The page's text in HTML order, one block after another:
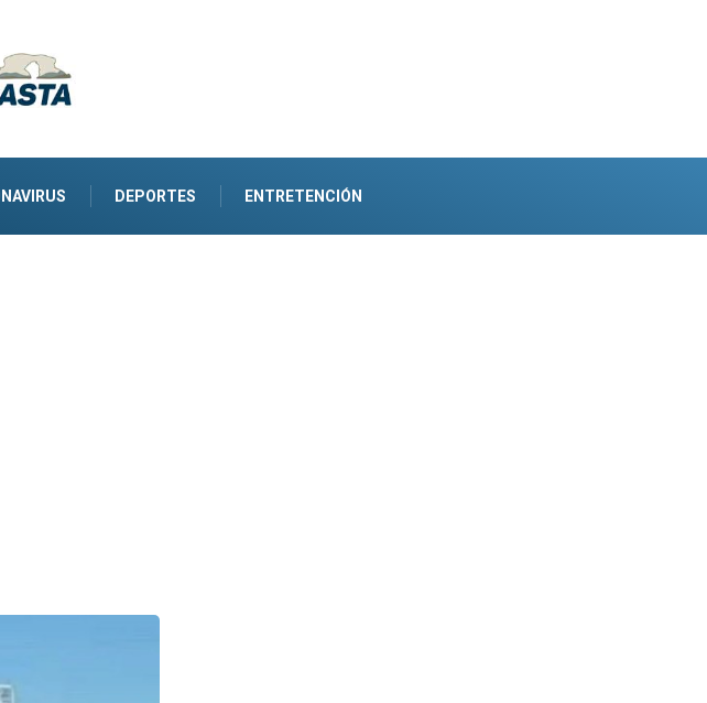
DEPORTES ENTRETENCIÓN